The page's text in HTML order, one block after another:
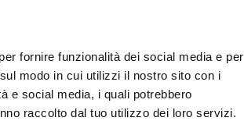
fornire funzionalità dei social media e per
modo in cui utilizzi il nostro sito con i
e social media, i quali potrebbero
raccolto dal tuo utilizzo dei loro servizi.